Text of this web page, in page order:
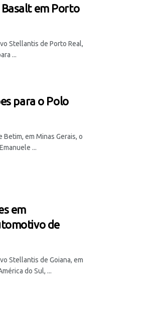
em Porto
Stellantis de Porto Real,
...
para o Polo
em Minas Gerais, o
...
em
de
Stellantis de Goiana, em
do Sul, ...